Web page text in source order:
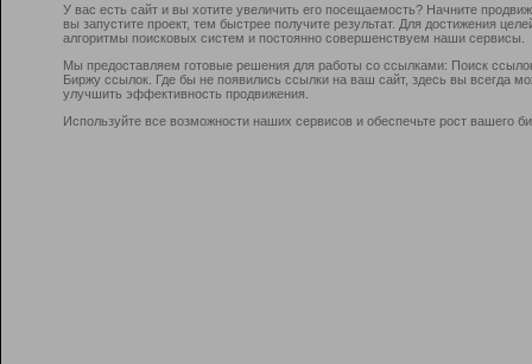
У вас есть сайт и вы хотите увеличить его посещаемость? Начните
вы запустите проект, тем быстрее получите результат. Для достижения
алгоритмы поисковых систем и постоянно совершенствуем наши сервисы.
Мы предоставляем готовые решения для работы со ссылками: Поиск
Биржу ссылок. Где бы не появились ссылки на ваш сайт, здесь вы всегда
улучшить эффективность продвижения.
Используйте все возможности наших сервисов и обеспечьте рост вашего